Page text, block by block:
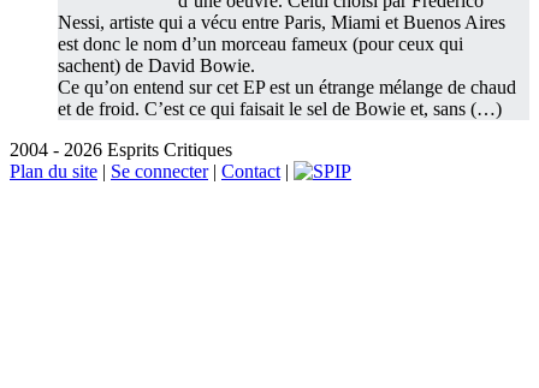
Nessi, artiste qui a vécu entre Paris, Miami et Buenos Aires
est donc le nom d’un morceau fameux (pour ceux qui
sachent) de David Bowie.
Ce qu’on entend sur cet EP est un étrange mélange de chaud
et de froid. C’est ce qui faisait le sel de Bowie et, sans (…)
2004 - 2026 Esprits Critiques
Plan du site | Se connecter| Contact |